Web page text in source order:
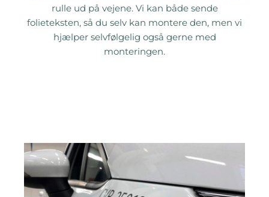
rulle ud på vejene. Vi kan både sende
folieteksten, så du selv kan montere den, men vi
hjælper selvfølgelig også gerne med
monteringen.